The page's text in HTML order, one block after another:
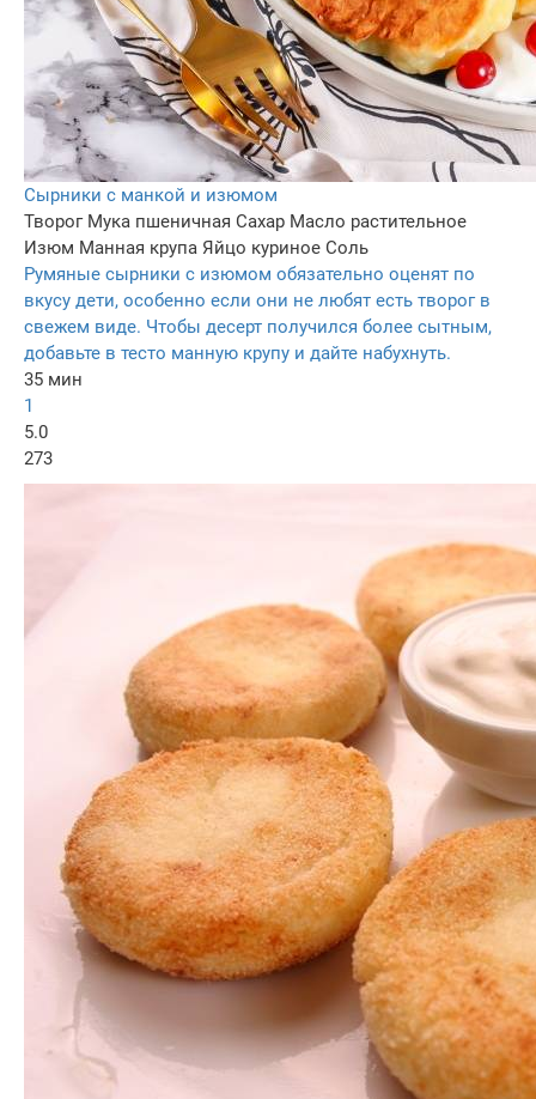
Сырники с манкой и изюмом
Творог Мука пшеничная Сахар Масло растительное
Изюм Манная крупа Яйцо куриное Соль
Румяные сырники с изюмом обязательно оценят по
вкусу дети, особенно если они не любят есть творог в
свежем виде. Чтобы десерт получился более сытным,
добавьте в тесто манную крупу и дайте набухнуть.
35 мин
1
5.0
273